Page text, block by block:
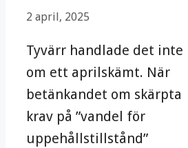
2 april, 2025
Tyvärr handlade det inte
om ett aprilskämt. När
betänkandet om skärpta
krav på ”vandel för
uppehållstillstånd”